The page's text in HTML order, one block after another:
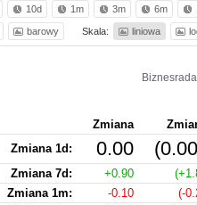
10d 1m 3m 6m
barowy Skala: liniowa
Zmiana
Zmiana 1d:
0.00
Zmiana 7d: +0.90
Zmiana 1m:
-0.10 (-